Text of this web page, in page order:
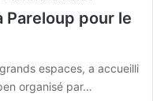
Pareloup pour le
espaces, a accueilli
organisé par…